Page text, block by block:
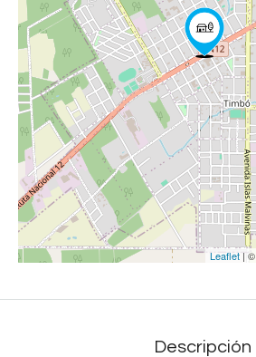
Leaflet | ©
Descripción